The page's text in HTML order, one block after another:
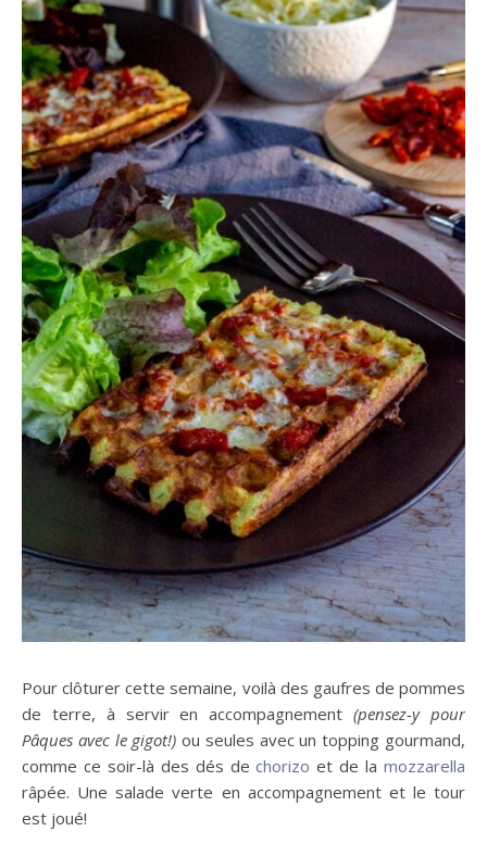
Pour clôturer cette semaine, voilà des gaufres de pommes
de terre, à servir en accompagnement(pensez-y pour
Pâques avec le gigot!) ou seules avec un topping gourmand,
comme ce soir-là des dés dechorizoet de lamozzarella
râpée. Une salade verte en accompagnement et le tour
est joué!